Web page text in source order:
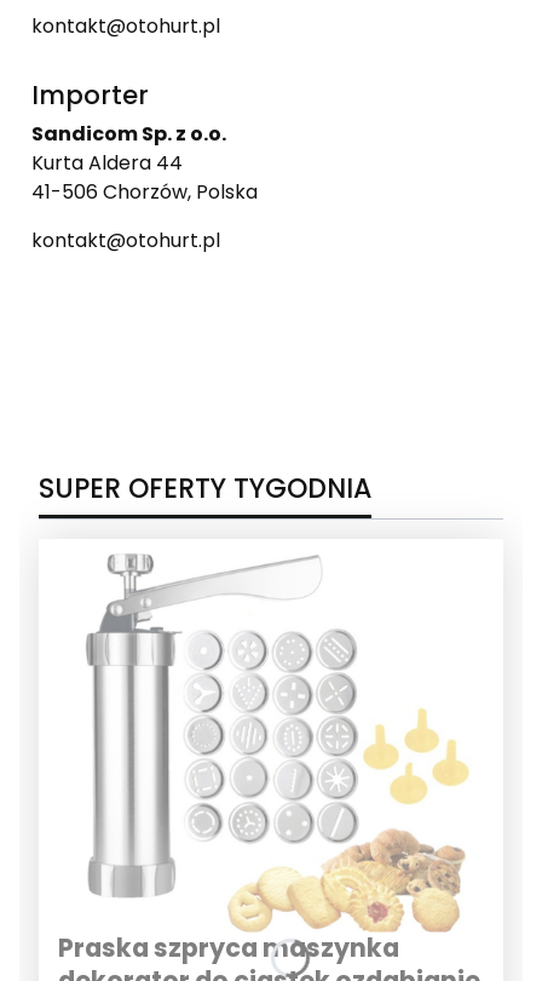
kontakt@otohurt.pl
Importer
Sandicom Sp. z o.o.
Kurta Aldera 44
41-506 Chorzów, Polska
kontakt@otohurt.pl
SUPER OFERTY TYGODNIA
Praska szpryca maszynka